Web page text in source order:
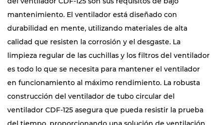
mantenimiento. El ventilador está diseñado con
durabilidad en mente, utilizando materiales de alta
calidad que resisten la corrosión y el desgaste. La
limpieza regular de las cuchillas y los filtros del ventilador
es todo lo que se necesita para mantener el ventilador
en funcionamiento al máximo rendimiento. La robusta
construcción del ventilador de tubo circular del
ventilador CDF-125 asegura que pueda resistir la prueba